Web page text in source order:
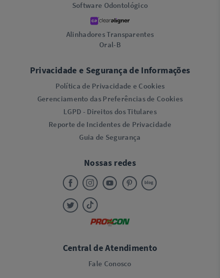
Software Odontológico
Alinhadores Transparentes
Oral-B
Privacidade e Segurança de Informações
Política de Privacidade e Cookies
Gerenciamento das Preferências de Cookies
LGPD - Direitos dos Titulares
Reporte de Incidentes de Privacidade
Guia de Segurança
Nossas redes
Central de Atendimento
Fale Conosco